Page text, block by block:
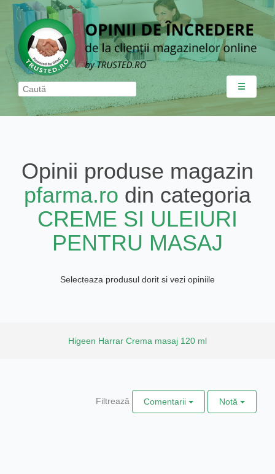
☰
Opinii produse magazin
pfarma.ro din categoria
CREME SI ULEIURI
PENTRU MASAJ
Selecteaza produsul dorit si vezi opiniile
Higeen Harrar Crema masaj 120 ml
Filtrează Comentarii Notă